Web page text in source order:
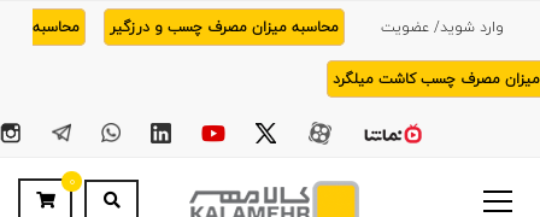
وارد شوید/ عضویت محاسبه میزان مصرف چسب و درزگیر محاسبه
میزان مصرف چسب کاشت میلگرد
0